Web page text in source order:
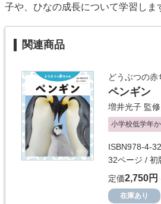
子や、ひなの成長について学習しま
関連商品
どうぶつの赤
ペンギン
増井光子 監
小学校低学年
ISBN978-4-
32ページ / 初
定価2,750円
在庫あり